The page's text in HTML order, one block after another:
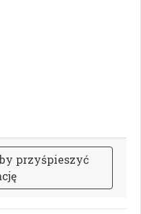
y przyśpieszyć
cję